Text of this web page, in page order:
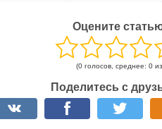
Оцените
(0 голосов, среднее: 0
Поделитесь с